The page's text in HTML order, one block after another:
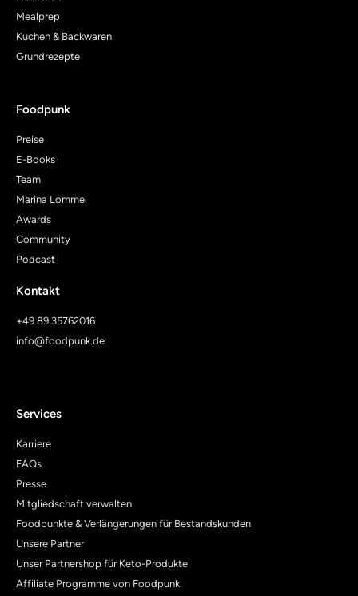
Mealprep
Kuchen & Backwaren
Grundrezepte
Foodpunk
Preise
E-Books
Team
Marina Lommel
Awards
Community
Podcast
Kontakt
+49 89 35762016
info@foodpunk.de
Services
Karriere
FAQs
Presse
Mitgliedschaft verwalten
Foodpunkte & Verlängerungen für Bestandskunden
Unsere Partner
Unser Partnershop für Keto-Produkte
Affiliate Programme von Foodpunk